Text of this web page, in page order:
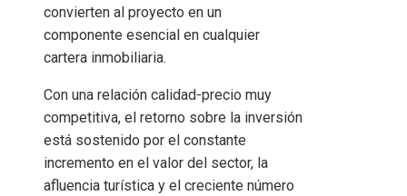
convierten al proyecto en un
componente esencial en cualquier
cartera inmobiliaria.
Con una relación calidad-precio muy
competitiva, el retorno sobre la inversión
está sostenido por el constante
incremento en el valor del sector, la
afluencia turística y el creciente número